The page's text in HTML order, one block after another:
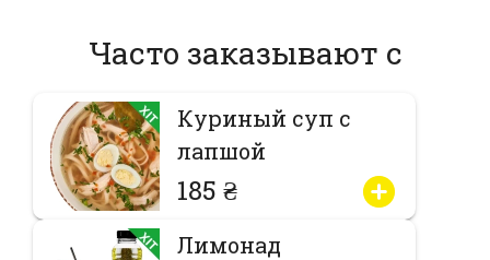
Часто заказывают с
Куриный суп с
лапшой
185 ₴
Лимонад